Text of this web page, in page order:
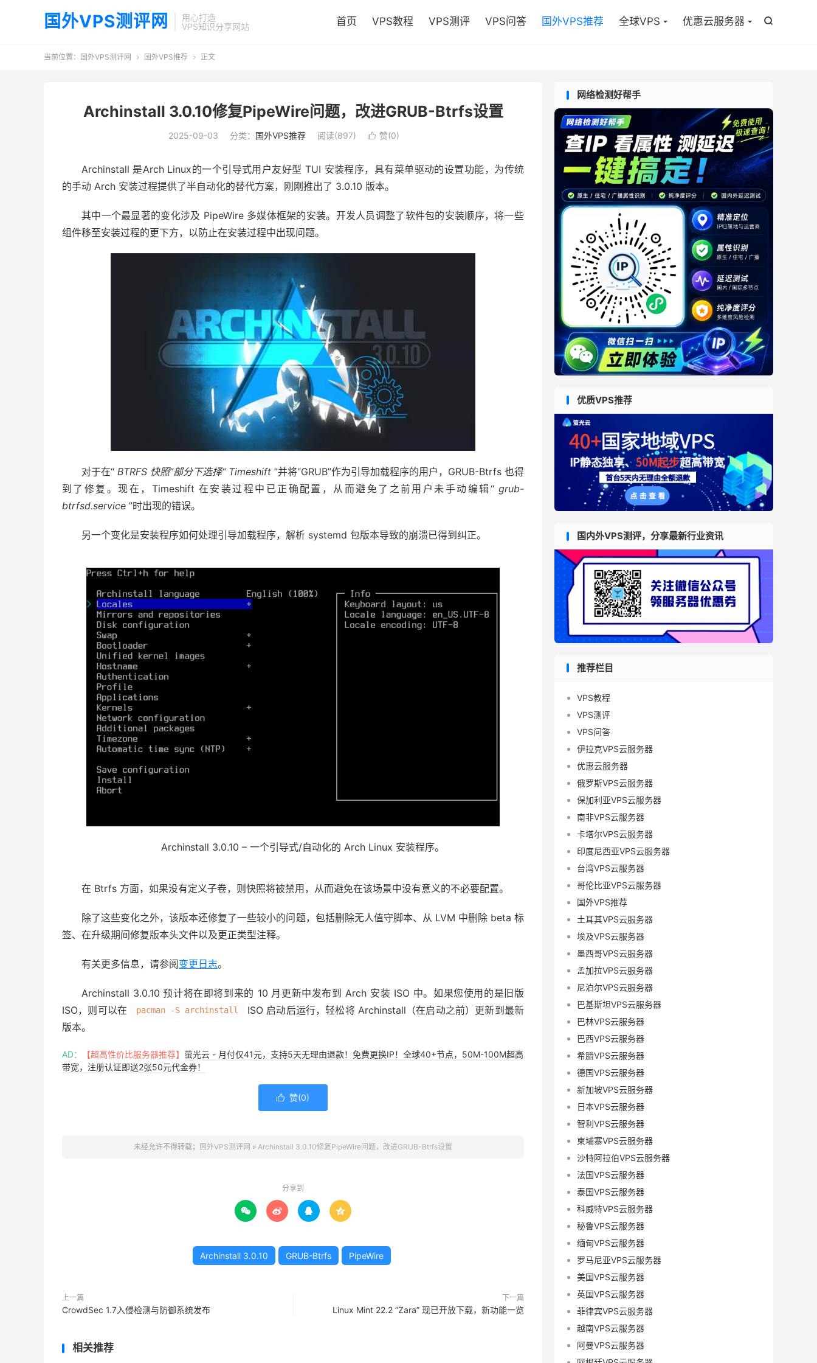
国外VPS测评网
用心打造
VPS知识分享网站

首页 VPS教程 VPS测评 VPS问答 国外VPS推荐 全球VPS 优惠云服务器
当前位置： 国外VPS测评网  国外VPS推荐  正文
Archinstall 3.0.10修复PipeWire问题，改进GRUB-Btrfs设置
2025-09-03 分类： 国外VPS推荐 阅读(897)  赞(0)
Archinstall 是Arch Linux的一个引导式用户友好型 TUI 安装程序，具有菜单驱动的设置功能，为传统
的手动 Arch 安装过程提供了半自动化的替代方案，刚刚推出了 3.0.10 版本。
其中一个最显著的变化涉及 PipeWire 多媒体框架的安装。开发人员调整了软件包的安装顺序，将一些
组件移至安装过程的更下方，以防止在安装过程中出现问题。
对于在“ BTRFS 快照”部分下选择“ Timeshift ”并将“GRUB”作为引导加载程序的用户，GRUB-Btrfs 也得
到了修复。现在，Timeshift 在安装过程中已正确配置，从而避免了之前用户未手动编辑“ grub-
btrfsd.service ”时出现的错误。
另一个变化是安装程序如何处理引导加载程序，解析 systemd 包版本导致的崩溃已得到纠正。
Archinstall 3.0.10 – 一个引导式/自动化的 Arch Linux 安装程序。
在 Btrfs 方面，如果没有定义子卷，则快照将被禁用，从而避免在该场景中没有意义的不必要配置。
除了这些变化之外，该版本还修复了一些较小的问题，包括删除无人值守脚本、从 LVM 中删除 beta 标
签、在升级期间修复版本头文件以及更正类型注释。
有关更多信息，请参阅变更日志。
Archinstall 3.0.10 预计将在即将到来的 10 月更新中发布到 Arch 安装 ISO 中。如果您使用的是旧版
ISO，则可以在
pacman -S archinstall
ISO 启动后运行，轻松将 Archinstall（在启动之前）更新到最新
版本。
AD： 【超高性价比服务器推荐】 萤光云 - 月付仅41元，支持5天无理由退款！免费更换IP！全球40+节点，50M-100M超高
带宽，注册认证即送2张50元代金券！
 赞(0)
未经允许不得转载； 国外VPS测评网 » Archinstall 3.0.10修复PipeWire问题，改进GRUB-Btrfs设置
分享到
   
Archinstall 3.0.10 GRUB-Btrfs PipeWire
上一篇
CrowdSec 1.7入侵检测与防御系统发布
下一篇
Linux Mint 22.2 “Zara” 现已开放下载，新功能一览
相关推荐
网络检测好帮手
优质VPS推荐
国内外VPS测评，分享最新行业资讯
推荐栏目
VPS教程
VPS测评
VPS问答
伊拉克VPS云服务器
优惠云服务器
俄罗斯VPS云服务器
保加利亚VPS云服务器
南非VPS云服务器
卡塔尔VPS云服务器
印度尼西亚VPS云服务器
台湾VPS云服务器
哥伦比亚VPS云服务器
国外VPS推荐
土耳其VPS云服务器
埃及VPS云服务器
墨西哥VPS云服务器
孟加拉VPS云服务器
尼泊尔VPS云服务器
巴基斯坦VPS云服务器
巴林VPS云服务器
巴西VPS云服务器
希腊VPS云服务器
德国VPS云服务器
新加坡VPS云服务器
日本VPS云服务器
智利VPS云服务器
柬埔寨VPS云服务器
沙特阿拉伯VPS云服务器
法国VPS云服务器
泰国VPS云服务器
科威特VPS云服务器
秘鲁VPS云服务器
缅甸VPS云服务器
罗马尼亚VPS云服务器
美国VPS云服务器
英国VPS云服务器
菲律宾VPS云服务器
越南VPS云服务器
阿曼VPS云服务器